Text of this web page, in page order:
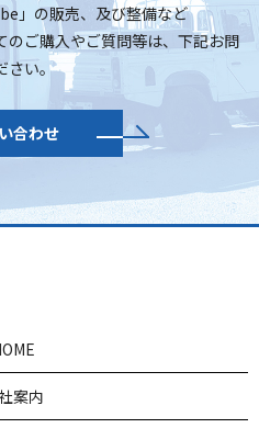
」の販売、及び整備など
ご購入やご質問等は、 下記お問
さい。
合わせ
案内